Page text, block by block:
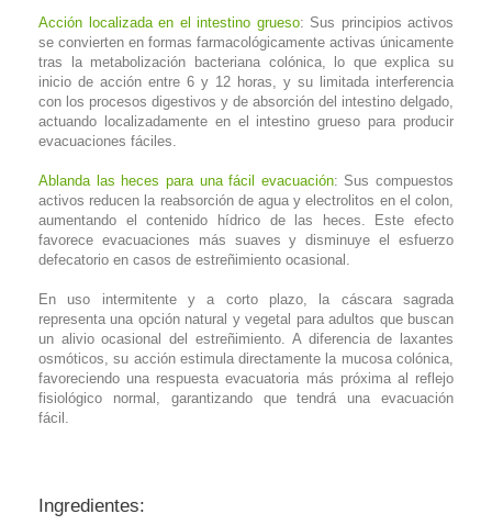
Acción localizada en el intestino grueso: Sus principios activos
se convierten en formas farmacológicamente activas únicamente
tras la metabolización bacteriana colónica, lo que explica su
inicio de acción entre 6 y 12 horas, y su limitada interferencia
con los procesos digestivos y de absorción del intestino delgado,
actuando localizadamente en el intestino grueso para producir
evacuaciones fáciles.
Ablanda las heces para una fácil evacuación: Sus compuestos
activos reducen la reabsorción de agua y electrolitos en el colon,
aumentando el contenido hídrico de las heces. Este efecto
favorece evacuaciones más suaves y disminuye el esfuerzo
defecatorio en casos de estreñimiento ocasional.
En uso intermitente y a corto plazo, la cáscara sagrada
representa una opción natural y vegetal para adultos que buscan
un alivio ocasional del estreñimiento. A diferencia de laxantes
osmóticos, su acción estimula directamente la mucosa colónica,
favoreciendo una respuesta evacuatoria más próxima al reflejo
fisiológico normal, garantizando que tendrá una evacuación
fácil.
Ingredientes: